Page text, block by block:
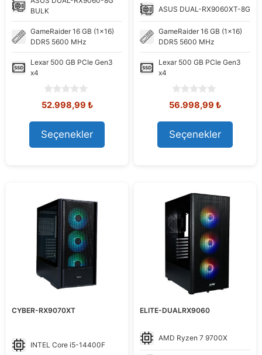
BULK
GameRaider 16 GB (1x16)
DDR5 5600 MHz
Lexar 500 GB PCIe Gen3
x4
0
o
u
t
o
f
Orijinal
53.405,92 ₺.
52.998,99 ₺Şu
Seçenekler
ASUS DUAL-RX9060XT-8G
GameRaider 16 GB (1x16)
DDR5 5600 MHz
Lexar 500 GB PCIe Gen3
x4
0
o
u
t
o
f
Orijinal
56.455,46 ₺.
56.998,99 ₺Şu
Seçenekler
CYBER-RX9070XT
INTEL Core i5-14400F
ELITE-DUALRX9060
AMD Ryzen 7 9700X